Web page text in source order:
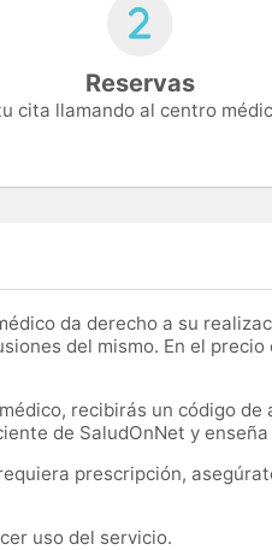
Reservas
cita llamando al centro
da derecho a su
del mismo. En el
recibirás un código
de SaludOnNet y
prescripción,
uso del servicio.